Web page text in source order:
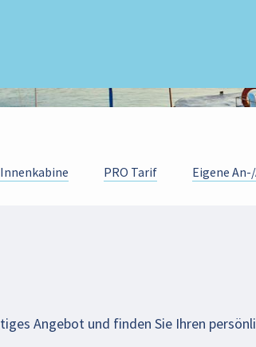
PRO Tarif Eigene
Angebot und finden Sie Ihren